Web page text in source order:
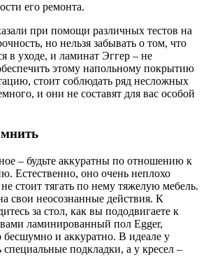
его ремонта.
при помощи различных тестов на
но нельзя забывать о том, что
в уходе, и ламинат Эггер – не
этому напольному покрытию
стоит соблюдать ряд несложных
и они не составят для вас особой
– будьте аккуратны по отношению к
Естественно, оно очень неплохо
стоит тягать по нему тяжелую мебель.
свои неосознанные действия. К
за стол, как вы пододвигаете к
вами ламинированный пол Egger,
бесшумно и аккуратно. В идеале у
подкладки, а у кресел –